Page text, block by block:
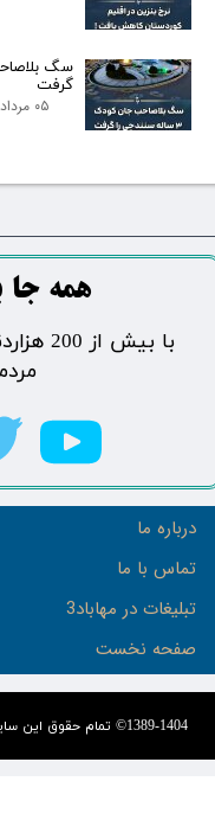
گرفت
۰۵ مرداد ۰۵
1389-1404© تمام حقوق این سایت متعلق به پایگاه خبری
درباره ما
تماس با ما
تبلیغات در مهاباد3
صفحه نخست
​​​همه جا
​با